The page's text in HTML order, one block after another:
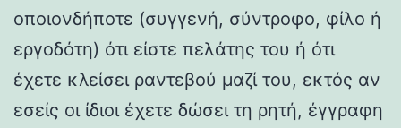
οποιονδήποτε (συγγενή, σύντροφο, φίλο ή
εργοδότη) ότι είστε πελάτης του ή ότι
έχετε κλείσει ραντεβού μαζί του, εκτός αν
εσείς οι ίδιοι έχετε δώσει τη ρητή, έγγραφη